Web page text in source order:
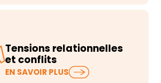
Tensions relationnelles
et conflits
Tensions relationnelles,
incompréhensions, conflits
EN SAVOIR PLUS